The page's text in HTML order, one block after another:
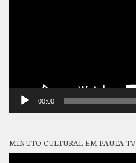
00:00
MINUTO CULTURAL EM PAUTA TV